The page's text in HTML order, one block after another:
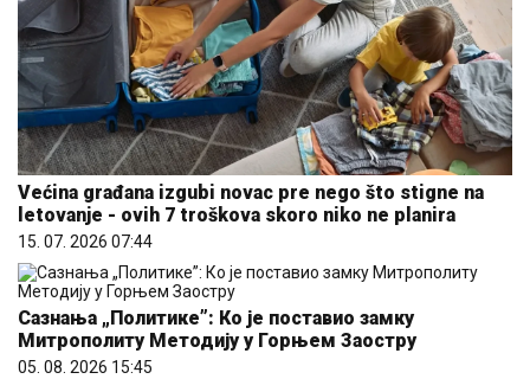
Većina građana izgubi novac pre nego što stigne na
letovanje - ovih 7 troškova skoro niko ne planira
15. 07. 2026 07:44
Сазнања „Политике”: Ко је поставио замку
Митрополиту Методију у Горњем Заостру
05. 08. 2026 15:45